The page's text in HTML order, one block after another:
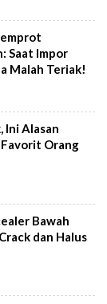
Saat Impor
Malah Teriak!
Ini Alasan
Favorit Orang
Bawah
dan Halus